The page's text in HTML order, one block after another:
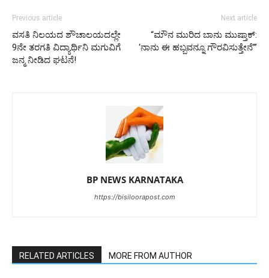
Previous article
ವಸತಿ ನಿಲಯದ ಶೌಚಾಲಯದಲ್ಲೇ
9ನೇ ತರಗತಿ ವಿದ್ಯಾರ್ಥಿನಿ ಮಗುವಿಗೆ
ಜನ್ಮ ನೀಡಿದ ಘಟನೆ!
Next article
“ಮೌನ ಮುರಿದ ಬಾನು ಮುಷ್ತಾಕ್:
‘ನಾನು ಈ ಹಬ್ಬವನ್ನೂ ಗೌರವಿಸುತ್ತೇನೆ’”
BP NEWS KARNATAKA
https://bisiloorapost.com
RELATED ARTICLES MORE FROM AUTHOR